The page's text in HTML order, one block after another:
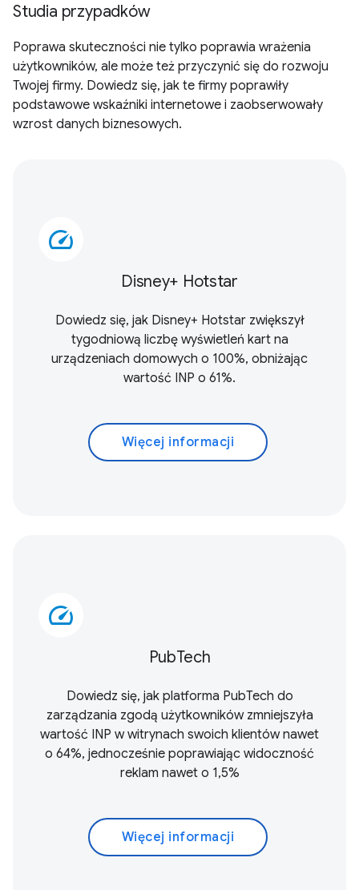
Studia przypadków
Poprawa skuteczności nie tylko poprawia wrażenia
użytkowników, ale może też przyczynić się do rozwoju
Twojej firmy. Dowiedz się, jak te firmy poprawiły
podstawowe wskaźniki internetowe i zaobserwowały
wzrost danych biznesowych.
speed
Disney+ Hotstar
Dowiedz się, jak Disney+ Hotstar zwiększył
tygodniową liczbę wyświetleń kart na
urządzeniach domowych o 100%, obniżając
wartość INP o 61%.
Więcej informacji
speed
PubTech
Dowiedz się, jak platforma PubTech do
zarządzania zgodą użytkowników zmniejszyła
wartość INP w witrynach swoich klientów nawet
o 64%, jednocześnie poprawiając widoczność
reklam nawet o 1,5%
Więcej informacji